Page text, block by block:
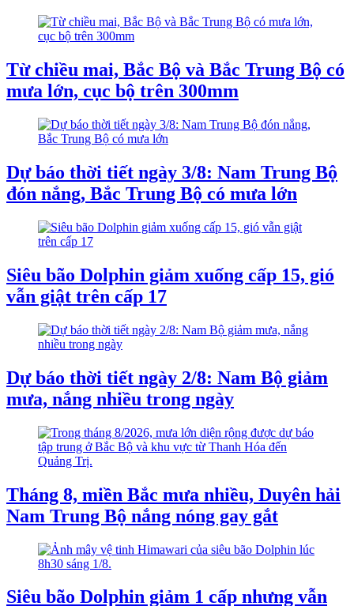
Từ chiều mai, Bắc Bộ và Bắc Trung Bộ có
mưa lớn, cục bộ trên 300mm
Dự báo thời tiết ngày 3/8: Nam Trung Bộ
đón nắng, Bắc Trung Bộ có mưa lớn
Siêu bão Dolphin giảm xuống cấp 15, gió
vẫn giật trên cấp 17
Dự báo thời tiết ngày 2/8: Nam Bộ giảm
mưa, nắng nhiều trong ngày
Tháng 8, miền Bắc mưa nhiều, Duyên hải
Nam Trung Bộ nắng nóng gay gắt
Siêu bão Dolphin giảm 1 cấp nhưng vẫn